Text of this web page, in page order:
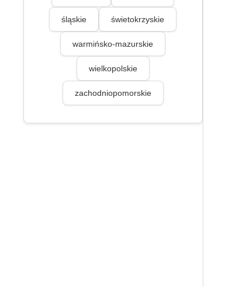
śląskie świetokrzyskie
warmińsko-mazurskie
wielkopolskie
zachodniopomorskie